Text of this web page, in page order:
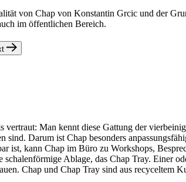
von Chap von Konstantin Grcic und der
im öffentlichen Bereich.
vertraut: Man kennt diese Gattung der
sind. Darum ist Chap besonders
ist, kann Chap im Büro zu Workshops,
Ablage, das Chap Tray. Einer
Chap und Chap Tray sind aus recyceltem